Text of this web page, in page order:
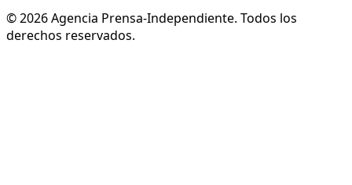
© 2026 Agencia Prensa-Independiente. Todos los
derechos reservados.